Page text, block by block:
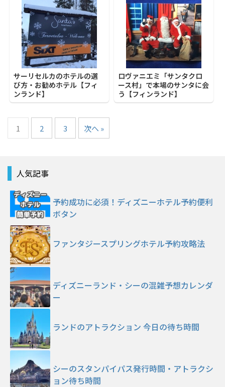
サーリセルカのホテルの選
び方・お勧めホテル【フィ
ンランド】
ロヴァニエミ「サンタクロ
ース村」で本場のサンタに会
う【フィンランド】
1 2 3 次へ »
人気記事
予約成功に必須！ディズニーホテル予約便利
ボタン
ファンタジースプリングホテル予約攻略法
ディズニーランド・シーの混雑予想カレンダ
ー
ランドのアトラクション 今日の待ち時間
シーのスタンパイパス発行時間・アトラクシ
ョン待ち時間